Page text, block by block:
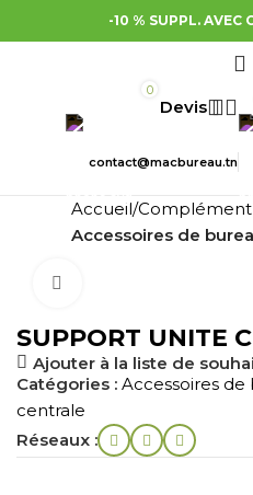
-10 % SUPPL. AVEC
0
contact@macbureau.tn
Accueil Complément
Accessoires de
SUPPORT UNITE
Ajouter à la liste de
Catégories : Accessoires de
centrale
Réseaux :